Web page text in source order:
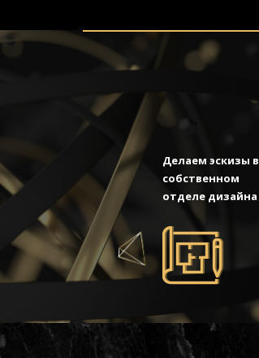
Делаем эскизы в
собственном
отделе дизайна